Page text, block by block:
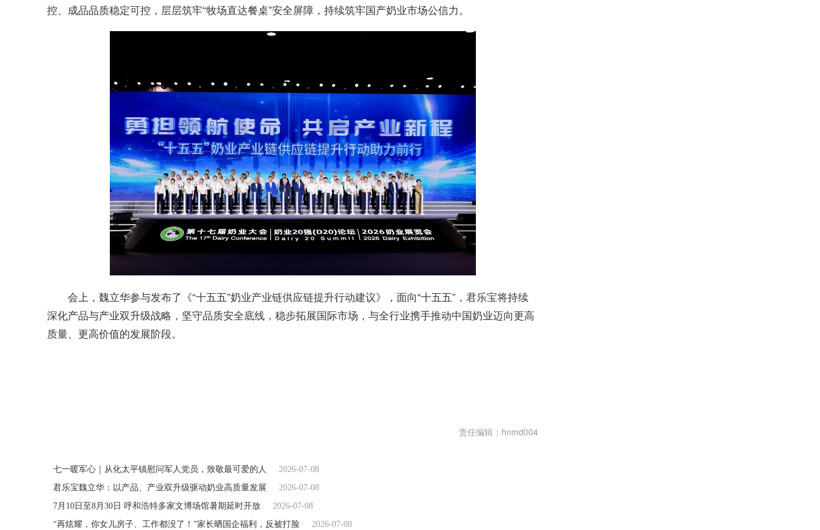
控、成品品质稳定可控，层层筑牢“牧场直达餐桌”安全屏障，持续筑牢国产奶业市场公信力。
会上，魏立华参与发布了《“十五五”奶业产业链供应链提升行动建议》，面向“十五五”，君乐宝将持续
深化产品与产业双升级战略，坚守品质安全底线，稳步拓展国际市场，与全行业携手推动中国奶业迈向更高
质量、更高价值的发展阶段。
责任编辑：hnmd004
七一暖军心｜从化太平镇慰问军人党员，致敬最可爱的人
2026-07-08
君乐宝魏立华：以产品、产业双升级驱动奶业高质量发展
2026-07-08
7月10日至8月30日 呼和浩特多家文博场馆暑期延时开放
2026-07-08
“再炫耀，你女儿房子、工作都没了！”家长晒国企福利，反被打脸
2026-07-08